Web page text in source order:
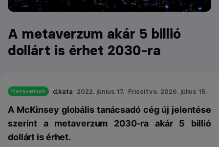
A metaverzum akár 5 billió
dollárt is érhet 2030-ra
Metaverzum d.kata 2022. június 17. Frissítve: 2026. július 15.
A McKinsey globális tanácsadó cég új jelentése
szerint a metaverzum 2030-ra akár 5 billió
dollárt is érhet.